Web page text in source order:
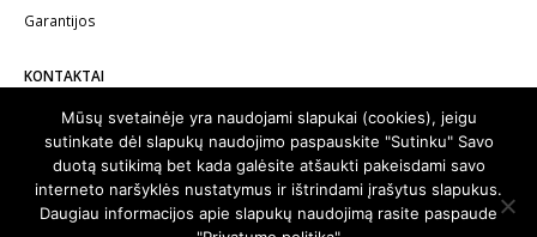
Garantijos
KONTAKTAI
Telefonas:+370 602 62622
El.paštas: info@autodalykai.lt
Mūsų svetainėje yra naudojami slapukai (cookies), jeigu
sutinkate dėl slapukų naudojimo paspauskite "Sutinku" Savo
duotą sutikimą bet kada galėsite atšaukti pakeisdami savo
interneto naršyklės nustatymus ir ištrindami įrašytus slapukus.
Daugiau informacijos apie slapukų naudojimą rasite paspaude